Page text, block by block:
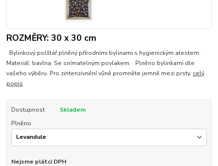
ROZMĚRY: 30 x 30 cm
Bylinkový polštář plněný přírodními bylinami s hygienickým atestem.
Materiál: bavlna. Se snímatelným povlakem. Plněno bylinkami dle
vašeho výběru. Pro zintenzivnění vůně promněte jemně mezi prsty. celý
popis
Dostupnost
Skladem
Plněno
Nejsme plátci DPH